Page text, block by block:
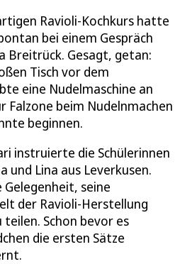
Ravioli-Kochkurs hatte
bei einem Gespräch
Breitrück. Gesagt, getan:
Tisch vor dem
eine Nudelmaschine an
Falzone beim Nudelnmachen
beginnen.
instruierte die Schülerinnen
und Lina aus Leverkusen.
seine
der Ravioli-Herstellung
Schon bevor es
die ersten Sätze